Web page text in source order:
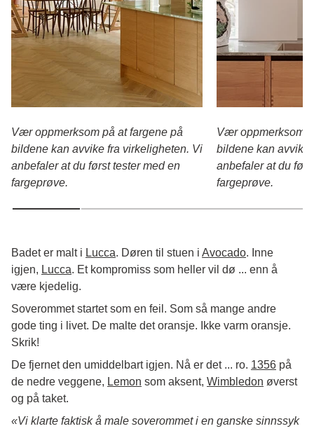
Vær oppmerksom på at fargene på
bildene kan avvike fra virkeligheten. Vi
anbefaler at du først tester med en
fargeprøve.
Vær oppmerksom
bildene kan avvike
anbefaler at du
fargeprøve.
Badet er malt i Lucca. Døren til stuen i Avocado. Inne
igjen, Lucca. Et kompromiss som heller vil dø ... enn å
være kjedelig.
Soverommet startet som en feil. Som så mange andre
gode ting i livet. De malte det oransje. Ikke varm oransje.
Skrik!
De fjernet den umiddelbart igjen. Nå er det ... ro. 1356 på
de nedre veggene, Lemon som aksent, Wimbledon øverst
og på taket.
«Vi klarte faktisk å male soverommet i en ganske sinnssyk